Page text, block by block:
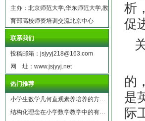
主办：北京师范大学,华东师范大学,教
育部高校师资培训交流北京中心
联系我们
投稿邮箱：jsjyyj218@163.com
网 址：www.jsjyyj.net
热门推荐
小学生数学几何直观素养培养的方…
结构化理念在小学数学教学中的有…
析
促
的
是
际